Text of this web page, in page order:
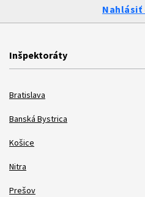
Nahlásiť
Inšpektoráty
Bratislava
Banská Bystrica
Košice
Nitra
Prešov